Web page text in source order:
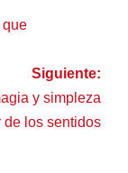
Siguiente:
y simpleza
de los sentidos